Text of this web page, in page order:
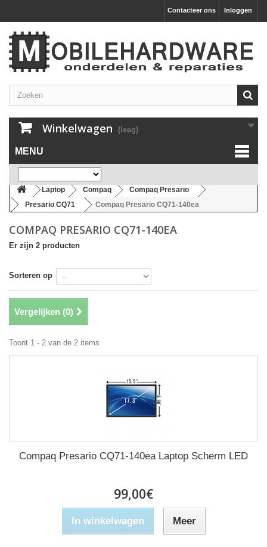
Inloggen
Contacteer ons
Winkelwagen (leeg)
MENU
Laptop Compaq
Compaq Presario
Presario CQ71
Compaq Presario CQ71-140ea
COMPAQ PRESARIO CQ71-140EA
Er zijn 2 producten
Sorteren op
Vergelijken (0)
Toont 1 - 2 van de 2 items
Compaq Presario CQ71-140ea Laptop Scherm LED
99,00€
In winkelwagen Meer